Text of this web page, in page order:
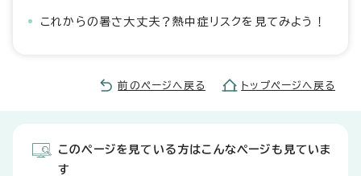
これからの暑さ大丈夫？熱中症リスクを見てみよう！
前のページへ戻る トップページへ戻る
このページを見ている方はこんなページも見ていま
す